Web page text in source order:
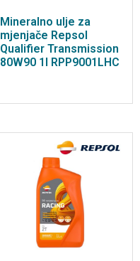
Mineralno ulje za
mjenjače Repsol
Qualifier Transmission
80W90 1l RPP9001LHC